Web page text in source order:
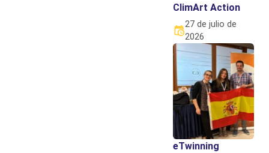
ClimArt Action
27 de julio de
2026
eTwinning